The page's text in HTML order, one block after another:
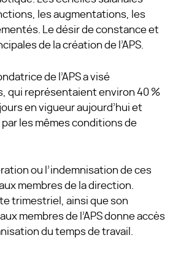
les augmentations, les
Le désir de constance et
de la création de l’APS.
de l’APS a visé
qui représentaient environ 40 %
en vigueur aujourd’hui et
les mêmes conditions de
ou l’indemnisation de ces
membres de la direction.
trimestriel, ainsi que son
membres de l’APS donne accès
du temps de travail.